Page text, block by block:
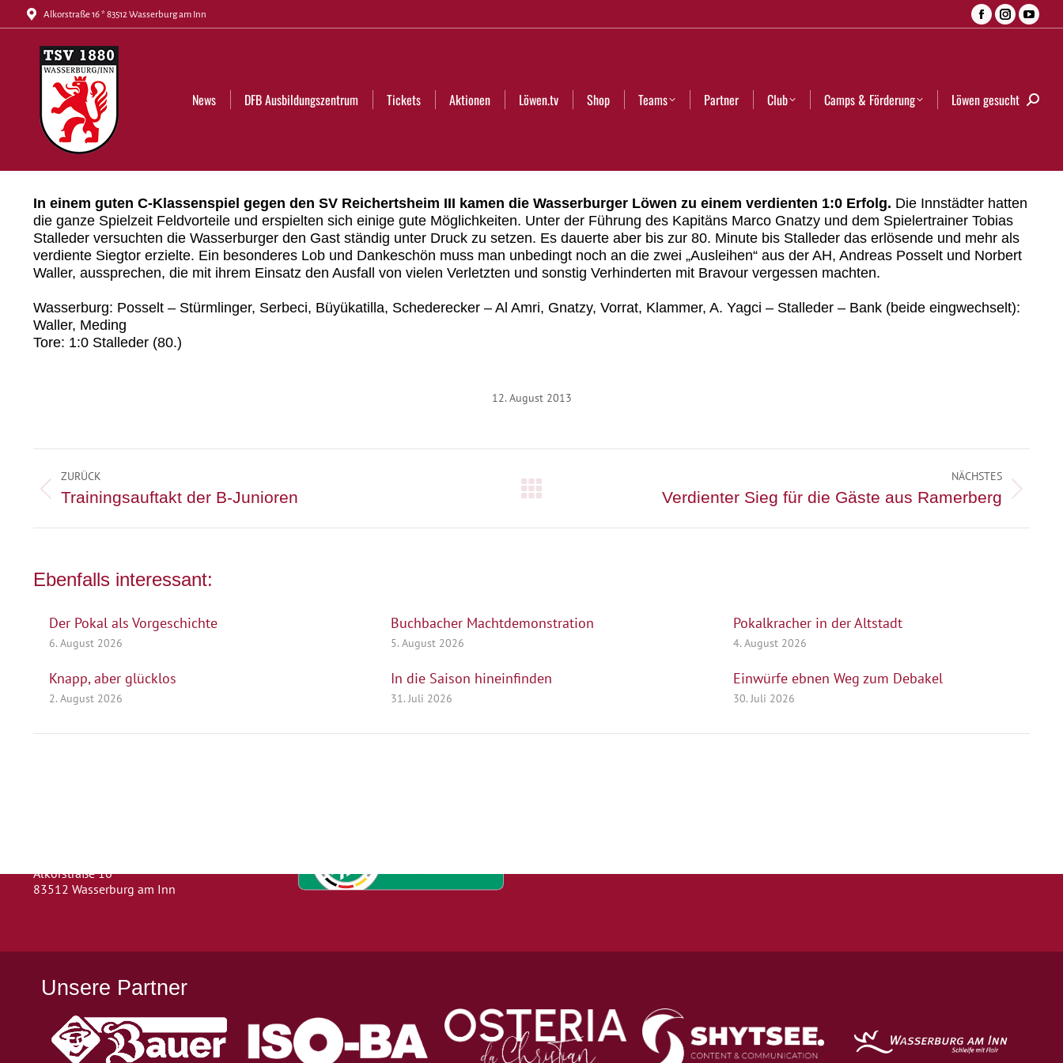
Alkorstraße 16 * 83512 Wasserburg am Inn
Facebook
newnewnew
News DFB Ausbildungszentrum Tickets Aktionen Löwen.tv Shop Teams Partner Club Camps & Förderung Löwen gesucht
In einem guten C-Klassenspiel gegen den SV Reichertsheim III kamen die Wasserburger Löwen zu einem verdienten 1:0 Erfolg. Die Innstädter hatten
die ganze Spielzeit Feldvorteile und erspielten sich einige gute Möglichkeiten. Unter der Führung des Kapitäns Marco Gnatzy und dem Spielertrainer Tobias
Stalleder versuchten die Wasserburger den Gast ständig unter Druck zu setzen. Es dauerte aber bis zur 80. Minute bis Stalleder das erlösende und mehr als
verdiente Siegtor erzielte. Ein besonderes Lob und Dankeschön muss man unbedingt noch an die zwei „Ausleihen“ aus der AH, Andreas Posselt und Norbert
Waller, aussprechen, die mit ihrem Einsatz den Ausfall von vielen Verletzten und sonstig Verhinderten mit Bravour vergessen machten.
Wasserburg: Posselt – Stürmlinger, Serbeci, Büyükatilla, Schederecker – Al Amri, Gnatzy, Vorrat, Klammer, A. Yagci – Stalleder – Bank (beide eingwechselt):
Waller, Meding
Tore: 1:0 Stalleder (80.)
12. August 2013
ZURÜCK
Vorheriger
Trainingsauftakt der B-Junioren
NÄCHSTES
Verdienter Sieg für die Gäste aus Ramerberg
Ebenfalls interessant:
Der Pokal als Vorgeschichte
6. August 2026
Buchbacher Machtdemonstration
5. August 2026
Pokalkracher in der Altstadt
4. August 2026
Knapp, aber glücklos
2. August 2026
In die Saison hineinfinden
31. Juli 2026
Einwürfe ebnen Weg zum Debakel
30. Juli 2026
Alkorstraße 16
83512 Wasserburg am Inn
Unsere Partner
News DFB Ausbildungszentrum Tickets Aktionen Löwen.tv Shop Teams Partner Club Camps & Förderung Löwen gesucht Search: